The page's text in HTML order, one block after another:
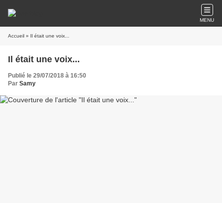
MENU
Accueil » Il était une voix...
Il était une voix...
Publié le 29/07/2018 à 16:50
Par Samy